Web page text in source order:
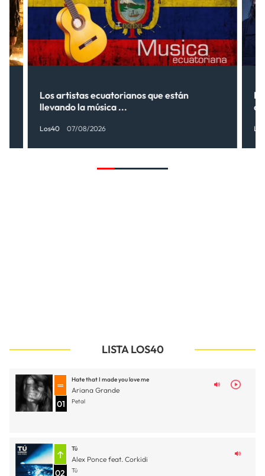
Los artistas ecuatorianos que están
llevando la música ...
Los40 07/08/2026
LISTA LOS40
01
Hate that I made you love me
Ariana Grande
Petal
02
Tú
Alex Ponce feat. Corkidi
Tú